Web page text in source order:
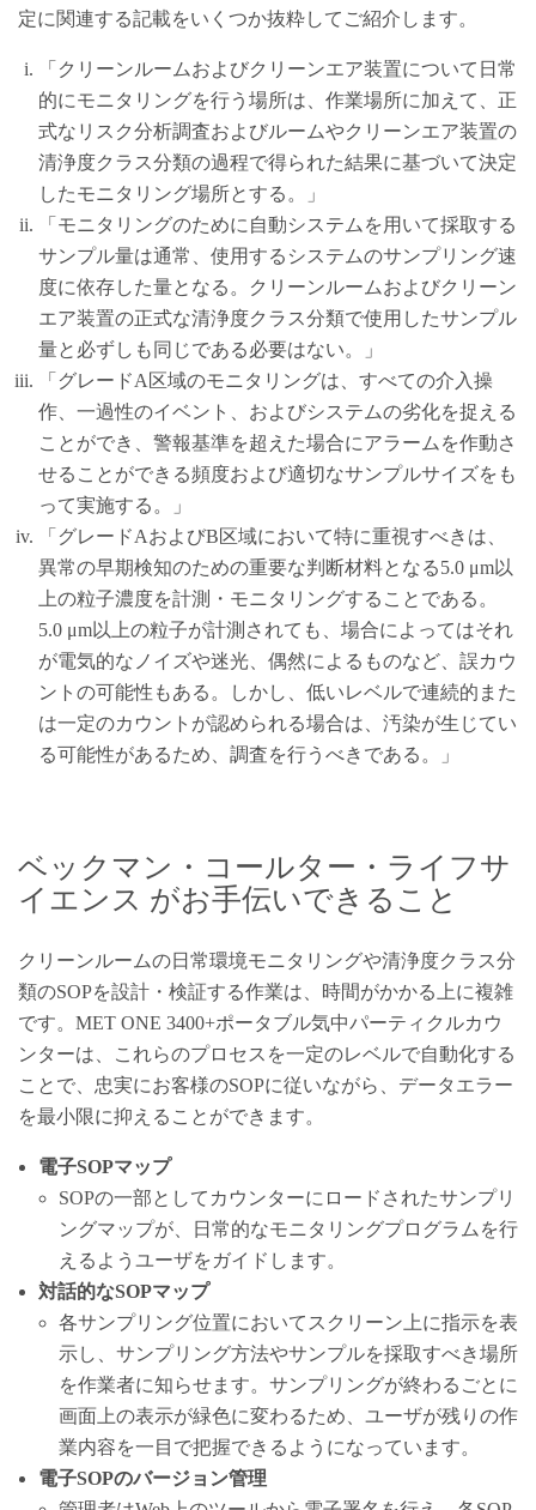
定に関連する記載をいくつか抜粋してご紹介します。
「クリーンルームおよびクリーンエア装置について日常
的にモニタリングを行う場所は、作業場所に加えて、正
式なリスク分析調査およびルームやクリーンエア装置の
清浄度クラス分類の過程で得られた結果に基づいて決定
したモニタリング場所とする。」
「モニタリングのために自動システムを用いて採取する
サンプル量は通常、使用するシステムのサンプリング速
度に依存した量となる。クリーンルームおよびクリーン
エア装置の正式な清浄度クラス分類で使用したサンプル
量と必ずしも同じである必要はない。」
「グレードA区域のモニタリングは、すべての介入操
作、一過性のイベント、およびシステムの劣化を捉える
ことができ、警報基準を超えた場合にアラームを作動さ
せることができる頻度および適切なサンプルサイズをも
って実施する。」
「グレードAおよびB区域において特に重視すべきは、
異常の早期検知のための重要な判断材料となる5.0 μm以
上の粒子濃度を計測・モニタリングすることである。
5.0 μm以上の粒子が計測されても、場合によってはそれ
が電気的なノイズや迷光、偶然によるものなど、誤カウ
ントの可能性もある。しかし、低いレベルで連続的また
は一定のカウントが認められる場合は、汚染が生じてい
る可能性があるため、調査を行うべきである。」
ベックマン・コールター・ライフサ
イエンス がお手伝いできること
クリーンルームの日常環境モニタリングや清浄度クラス分
類のSOPを設計・検証する作業は、時間がかかる上に複雑
です。MET ONE 3400+ポータブル気中パーティクルカウ
ンターは、これらのプロセスを一定のレベルで自動化する
ことで、忠実にお客様のSOPに従いながら、データエラー
を最小限に抑えることができます。
電子SOPマップ
SOPの一部としてカウンターにロードされたサンプリ
ングマップが、日常的なモニタリングプログラムを行
えるようユーザをガイドします。
対話的なSOPマップ
各サンプリング位置においてスクリーン上に指示を表
示し、サンプリング方法やサンプルを採取すべき場所
を作業者に知らせます。サンプリングが終わるごとに
画面上の表示が緑色に変わるため、ユーザが残りの作
業内容を一目で把握できるようになっています。
電子SOPのバージョン管理